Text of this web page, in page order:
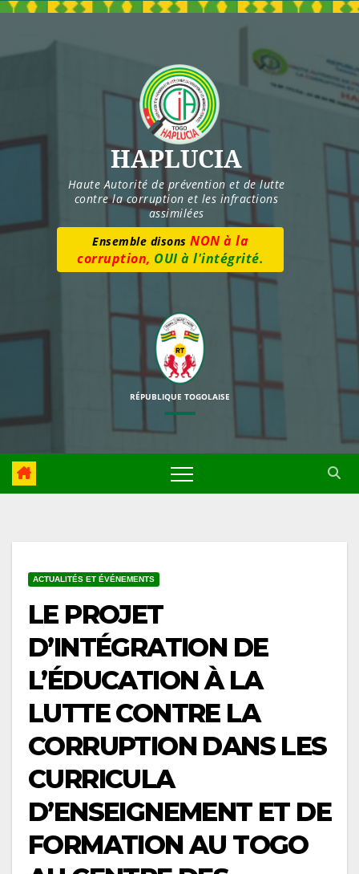
Skip
content
HAPLUCIA
Haute Autorité de prévention et de lutte
contre la corruption et les infractions
assimilées
Numéro vert :8277
RÉPUBLIQUE TOGOLAISE
LE PROJET
D’INTÉGRATION DE
L’ÉDUCATION À LA
LUTTE CONTRE LA
CORRUPTION DANS LES
CURRICULA
D’ENSEIGNEMENT ET DE
FORMATION AU TOGO
AU CENTRE DES